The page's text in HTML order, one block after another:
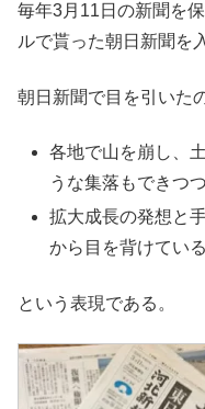
毎年3月11日の新聞を
ルで貰った朝日新聞を
朝日新聞で目を引いた
各地で山を崩し、
うな集落もできつ
拡大成長の発想と
から目を背けてい
という表現である。